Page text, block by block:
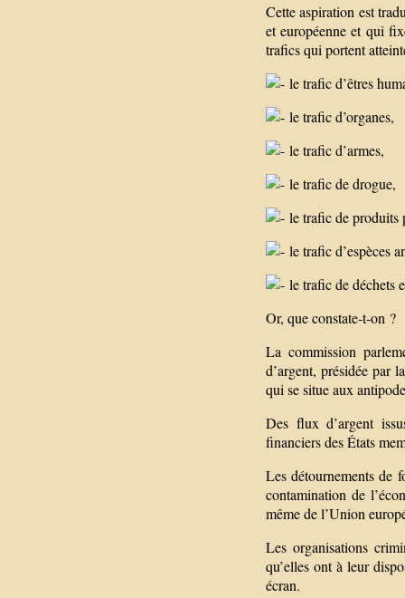
Cette aspiration est
et européenne et qui
trafics qui portent
le trafic d’êtres
le trafic d’organes,
le trafic d’armes,
le trafic de drogue,
le trafic de produits
le trafic d’espèces
le trafic de déchets
Or, que constate-t-on ?
La commission
d’argent, présidée par
qui se situe aux
Des flux d’argent
financiers des États
Les détournements de
contamination de
même de l’Union
Les organisations
qu’elles ont à leur
écran.